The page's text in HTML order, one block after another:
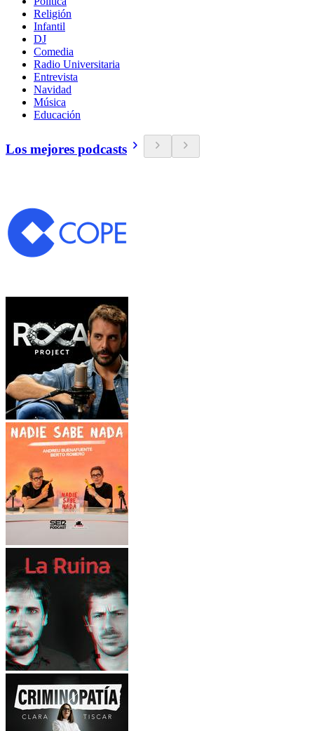
Religión
Infantil
DJ
Comedia
Radio Universitaria
Entrevista
Navidad
Música
Educación
Los mejores podcasts